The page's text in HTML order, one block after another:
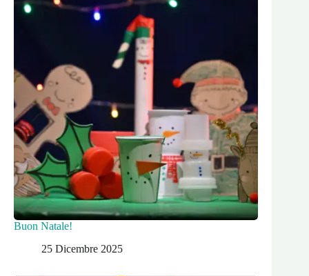
Buon Natale!
25 Dicembre 2025